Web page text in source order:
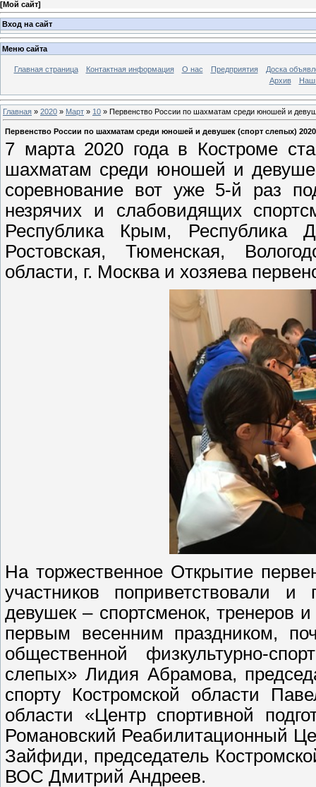
[Мой сайт]
Вход на сайт
Меню сайта
Главная страница Контактная информация О нас Предприятия
Доска
Архив
Главная » 2020 » Март » 10 » Первенство России по шахматам среди юношей и
Первенство России по шахматам среди юношей и девушек (спорт слепых)
7 марта 2020 года в Костроме
шахматам среди юношей и
соревнование вот уже 5-й раз
незрячих и слабовидящих
Республика Крым, Республика
Ростовская, Тюменская,
области, г. Москва и хозяева
На торжественное Открытие
участников поприветствовали
девушек – спортсменок, тренеров
первым весенним праздником,
общественной физкультурно-
слепых» Лидия Абрамова,
спорту Костромской области
области «Центр спортивной
Романовский Реабилитационный
Зайфиди, председатель
ВОС Дмитрий Андреев.